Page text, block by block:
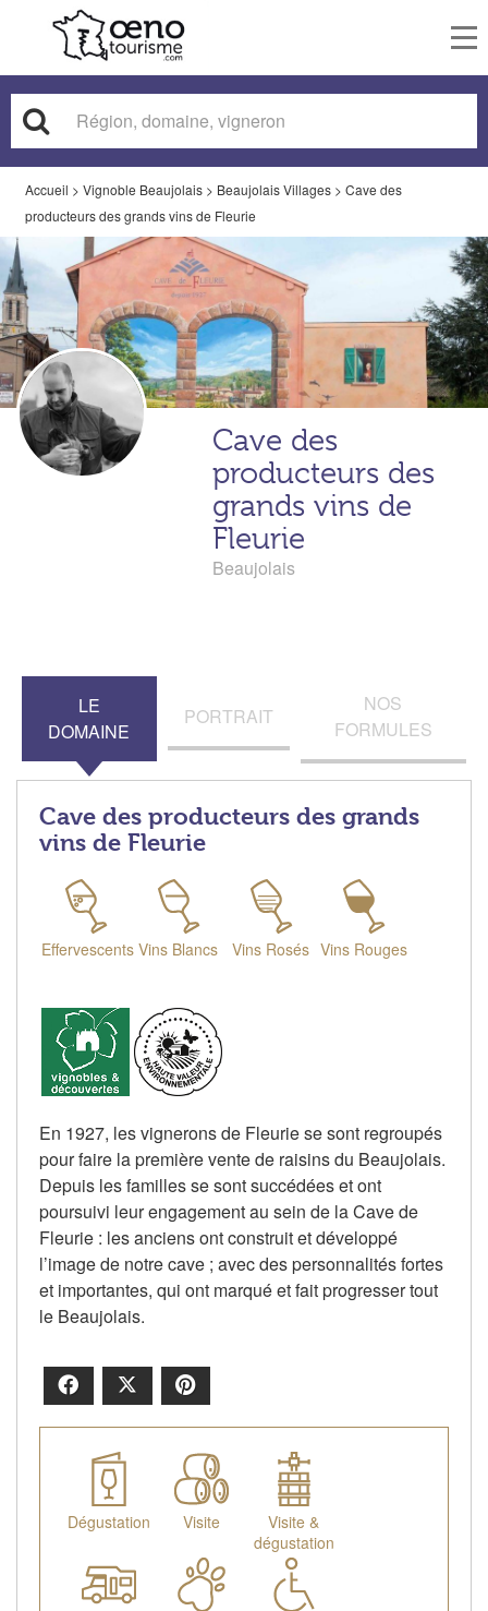
Accueil > Vignoble Beaujolais > Beaujolais Villages > Cave des
producteurs des grands vins de Fleurie
Cave des
producteurs des
grands vins de
Fleurie
Beaujolais
LE
DOMAINE
PORTRAIT
NOS
FORMULES
Cave des producteurs des grands
vins de Fleurie
Effervescents Vins Blancs Vins Rosés Vins Rouges
En 1927, les vignerons de Fleurie se sont regroupés
pour faire la première vente de raisins du Beaujolais.
Depuis les familles se sont succédées et ont
poursuivi leur engagement au sein de la Cave de
Fleurie : les anciens ont construit et développé
l’image de notre cave ; avec des personnalités fortes
et importantes, qui ont marqué et fait progresser tout
le Beaujolais.
Facebook
Dégustation Visite
Visite &
dégustation